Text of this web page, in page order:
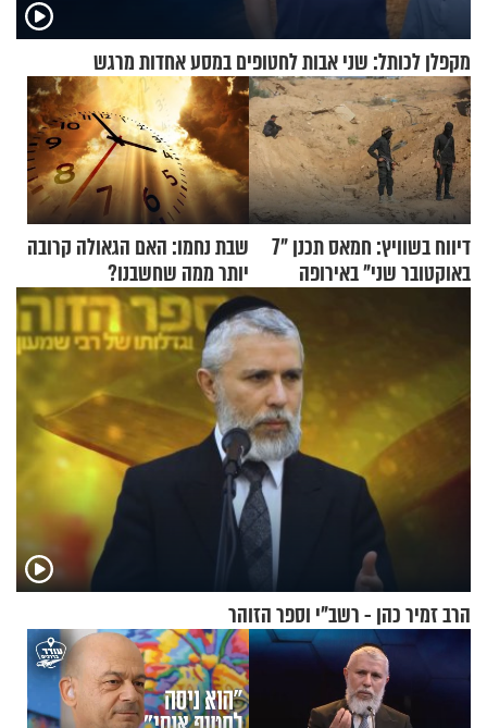
מקפלן לכותל: שני אבות לחטופים במסע אחדות מרגש
דיווח בשוויץ: חמאס תכנן "7
באוקטובר שני" באירופה
שבת נחמו: האם הגאולה קרובה
יותר ממה שחשבנו?
הרב זמיר כהן - רשב"י וספר הזוהר